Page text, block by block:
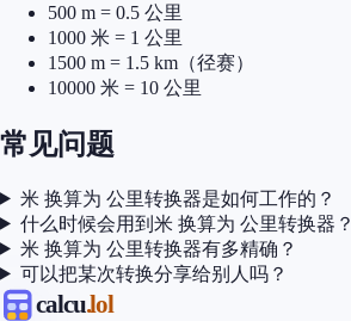
500 m = 0.5 公里
1000 米 = 1 公里
1500 m = 1.5 km（径赛）
10000 米 = 10 公里
常见问题
米 换算为 公里转换器是如何工作的？
什么时候会用到米 换算为 公里转换器？
米 换算为 公里转换器有多精确？
可以把某次转换分享给别人吗？
calcu.lol